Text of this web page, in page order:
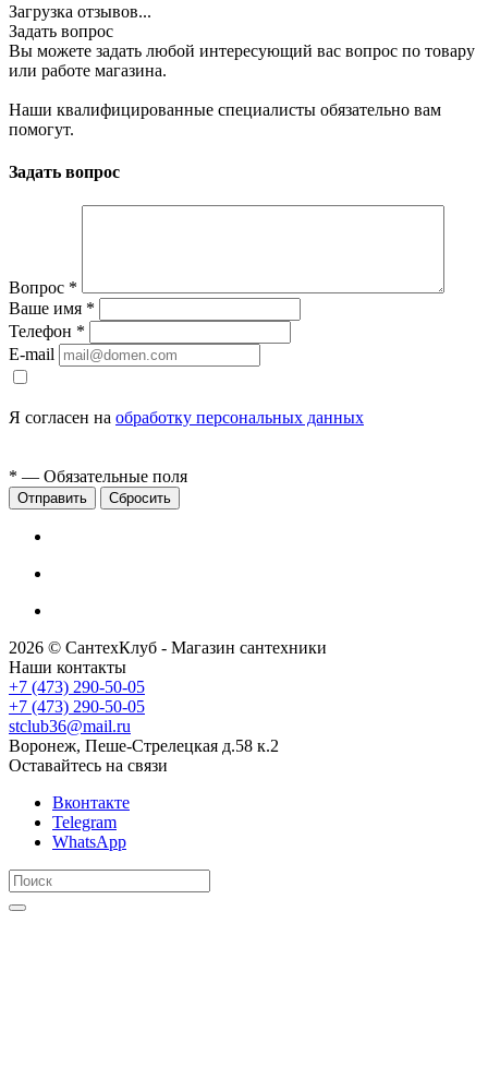
Загрузка отзывов...
Задать вопрос
Вы можете задать любой интересующий вас вопрос по товару
или работе магазина.
Наши квалифицированные специалисты обязательно вам
помогут.
Задать вопрос
Вопрос *
Ваше имя *
Телефон *
E-mail
Я согласен на обработку персональных данных
* — Обязательные поля
Сбросить
2026 © СантехКлуб - Магазин сантехники
Наши контакты
+7 (473) 290-50-05
+7 (473) 290-50-05
stclub36@mail.ru
Воронеж, Пеше-Стрелецкая д.58 к.2
Оставайтесь на связи
Вконтакте
Telegram
WhatsApp